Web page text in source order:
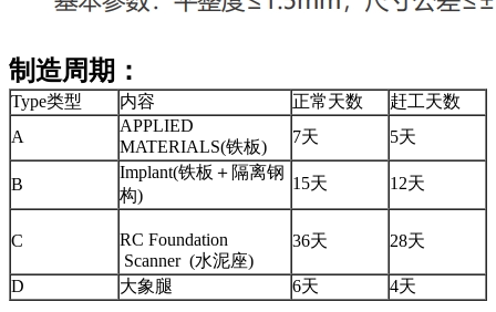
制造周期：
Type类型 内容 正常天数
赶工天数
A
APPLIED
MATERIALS(铁板)
7天 5天
B
Implant(铁板＋隔离钢
构)
15天 12天
C
RC Foundation
Scanner (水泥座)
36天 28天
D 大象腿 6天 4天